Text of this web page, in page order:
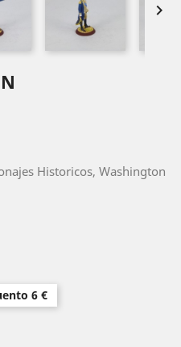

Historicos, Washington
6 €